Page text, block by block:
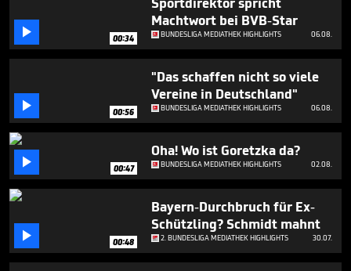
seconds
 00:34
Machtwort bei BVB-Star
BUNDESLIGA MEDIATHEK HIGHLIGHTS 06.08.
 00:56
"Das schaffen nicht so viele
Vereine in Deutschland"
BUNDESLIGA MEDIATHEK HIGHLIGHTS 06.08.
 00:47
Oha! Wo ist Goretzka da?
BUNDESLIGA MEDIATHEK HIGHLIGHTS 02.08.
 00:48
Bayern-Durchbruch für Ex-
Schützling? Schmidt mahnt
2. BUNDESLIGA MEDIATHEK HIGHLIGHTS 30.07.